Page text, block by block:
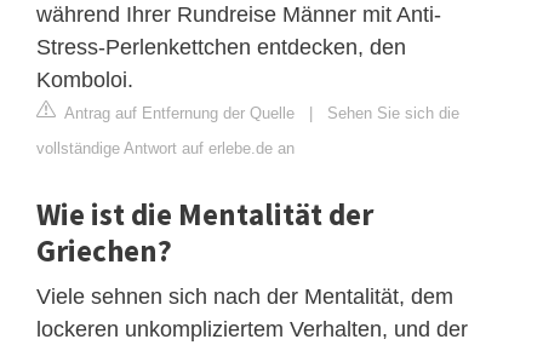
während Ihrer Rundreise Männer mit Anti-
Stress-Perlenkettchen entdecken, den
Komboloi.
Antrag auf Entfernung der Quelle | Sehen Sie sich die
vollständige Antwort auf erlebe.de an
Wie ist die Mentalität der
Griechen?
Viele sehnen sich nach der Mentalität, dem
lockeren unkompliziertem Verhalten, und der